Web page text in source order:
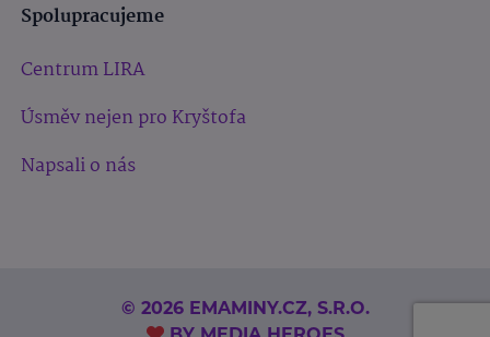
Spolupracujeme
Centrum LIRA
Úsměv nejen pro Kryštofa
Napsali o nás
© 2026 EMAMINY.CZ, S.R.O.